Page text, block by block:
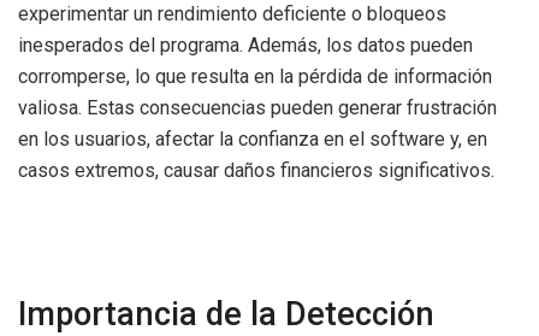
experimentar un rendimiento deficiente o bloqueos
inesperados del programa. Además, los datos pueden
corromperse, lo que resulta en la pérdida de información
valiosa. Estas consecuencias pueden generar frustración
en los usuarios, afectar la confianza en el software y, en
casos extremos, causar daños financieros significativos.
Importancia de la Detección